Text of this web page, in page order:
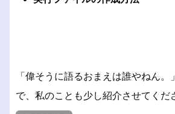
「偉そうに語るおまえは誰やねん。
で、私のことも少し紹介させてくだ